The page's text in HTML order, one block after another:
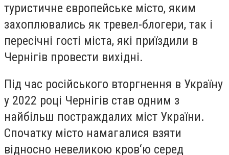
туристичне європейське місто, яким
захоплювались як тревел-блогери, так і
пересічні гості міста, які приїздили в
Чернігів провести вихідні.
Під час російського вторгнення в Україну
у 2022 році Чернігів став одним з
найбільш постраждалих міст України.
Спочатку місто намагалися взяти
відносно невеликою кров‘ю серед